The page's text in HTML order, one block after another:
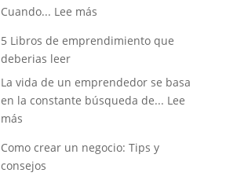
mañana.
Cuando... Lee más:
gratitud:
actitud
que
vida
5 Libros de emprendimiento que
deberias leer
La vida de un emprendedor se basa
en la constante búsqueda de... Lee
más:
Libros
de
Como crear un negocio: Tips y
consejos